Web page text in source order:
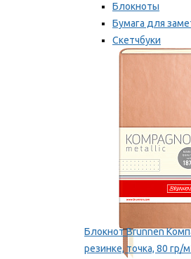
Блокноты
Бумага для
Скетчбуки
Тетради
Блокнот Brunnen
резинке, точка, 80 гр/